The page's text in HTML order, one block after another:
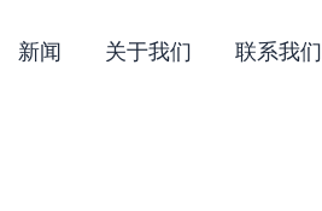
新闻 关于我们 联系我们